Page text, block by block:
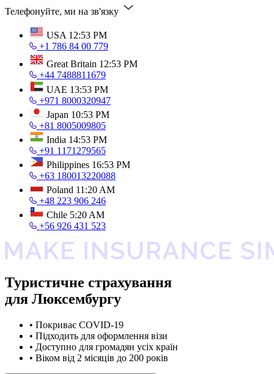
Телефонуйте, ми на зв'язку
USA 12:53 PM
+1 786 84 00 779
Great Britain 12:53 PM
+44 7488811679
UAE 13:53 PM
+971 8000320947
Japan 10:53 PM
+81 8005009805
India 14:53 PM
+91 1171279565
Philippines 16:53 PM
+63 180013220088
Poland 11:20 AM
+48 223 906 246
Chile 5:20 AM
+56 926 431 523
Туристичне страхування
для Люксембургу
• Покриває COVID-19
• Підходить для оформлення візи
• Доступно для громадян усіх країн
• Віком від 2 місяців до 200 років